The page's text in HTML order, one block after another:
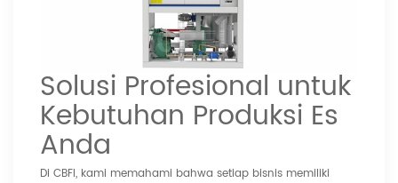
Solusi Profesional untuk
Kebutuhan Produksi Es
Anda
Di CBFI, kami memahami bahwa setiap bisnis memiliki